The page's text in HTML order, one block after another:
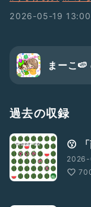
2026-05-19
まーこ
過去の収録
😗